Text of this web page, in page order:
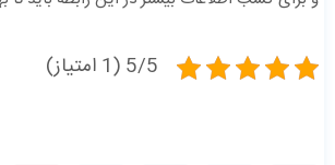
5/5 (1 امتیاز)